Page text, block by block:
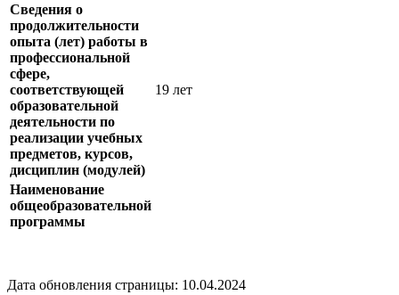
Сведения о
продолжительности
опыта (лет) работы в
профессиональной
сфере,
соответствующей
образовательной
деятельности по
реализации учебных
предметов, курсов,
дисциплин (модулей)
19 лет
Наименование
общеобразовательной
программы
Дата обновления страницы: 10.04.2024